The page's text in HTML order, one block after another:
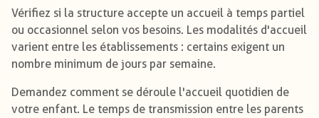
Vérifiez si la structure accepte un accueil à temps partiel
ou occasionnel selon vos besoins. Les modalités d'accueil
varient entre les établissements : certains exigent un
nombre minimum de jours par semaine.
Demandez comment se déroule l'accueil quotidien de
votre enfant. Le temps de transmission entre les parents